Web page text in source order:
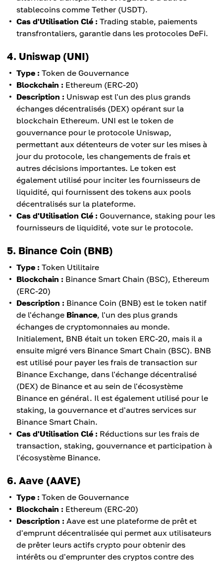
stablecoins comme Tether (USDT).
Cas d'Utilisation Clé : Trading stable, paiements
transfrontaliers, garantie dans les protocoles DeFi.
4. Uniswap (UNI)
Type : Token de Gouvernance
Blockchain : Ethereum (ERC-20)
Description : Uniswap est l'un des plus grands
échanges décentralisés (DEX) opérant sur la
blockchain Ethereum. UNI est le token de
gouvernance pour le protocole Uniswap,
permettant aux détenteurs de voter sur les mises à
jour du protocole, les changements de frais et
autres décisions importantes. Le token est
également utilisé pour inciter les fournisseurs de
liquidité, qui fournissent des tokens aux pools
décentralisés sur la plateforme.
Cas d'Utilisation Clé : Gouvernance, staking pour les
fournisseurs de liquidité, vote sur le protocole.
5. Binance Coin (BNB)
Type : Token Utilitaire
Blockchain : Binance Smart Chain (BSC), Ethereum
(ERC-20)
Description : Binance Coin (BNB) est le token natif
de l'échange Binance, l'un des plus grands
échanges de cryptomonnaies au monde.
Initialement, BNB était un token ERC-20, mais il a
ensuite migré vers Binance Smart Chain (BSC). BNB
est utilisé pour payer les frais de transaction sur
Binance Exchange, dans l'échange décentralisé
(DEX) de Binance et au sein de l'écosystème
Binance en général. Il est également utilisé pour le
staking, la gouvernance et d'autres services sur
Binance Smart Chain.
Cas d'Utilisation Clé : Réductions sur les frais de
transaction, staking, gouvernance et participation à
l'écosystème Binance.
6. Aave (AAVE)
Type : Token de Gouvernance
Blockchain : Ethereum (ERC-20)
Description : Aave est une plateforme de prêt et
d'emprunt décentralisée qui permet aux utilisateurs
de prêter leurs actifs crypto pour obtenir des
intérêts ou d'emprunter des cryptos contre des